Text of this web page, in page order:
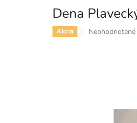
Dena
Akcia
Priemerné
Neohodnotené